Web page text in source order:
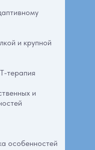
и крупной
терапия
и
особенностей